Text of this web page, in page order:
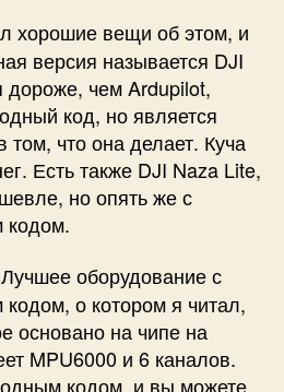
хорошие вещи об этом, и
версия называется DJI
дороже, чем Ardupilot,
код, но является
что она делает. Куча
Есть также DJI Naza Lite,
но опять же с
кодом.
оборудование с
о котором я читал,
основано на чипе на
MPU6000 и 6 каналов.
кодом, и вы можете